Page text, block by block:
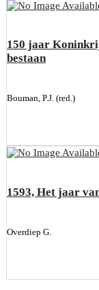
150 jaar
bestaan
Bouman, P.J. (red.)
1593, Het jaar
Overdiep G.